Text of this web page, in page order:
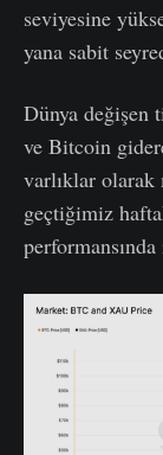
seviyesine
yana sabit
Dünya değişen
ve Bitcoin
varlıklar olarak
geçtiğimiz